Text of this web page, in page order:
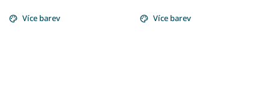
Více barev Více barev